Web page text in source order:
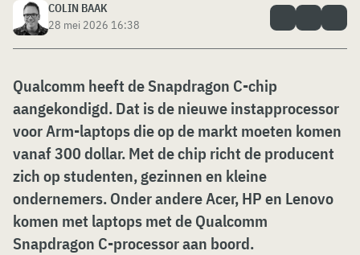
COLIN BAAK
28 mei 2026 16:38
Qualcomm heeft de Snapdragon C-chip
aangekondigd. Dat is denieuwe instapprocessor
voor Arm-laptops die op de markt moeten komen
vanaf 300 dollar. Met de chip richt de producent
zich op studenten, gezinnen en kleine
ondernemers. Onder andere Acer, HP en Lenovo
komen met laptops met de Qualcomm
Snapdragon C-processor aan boord.